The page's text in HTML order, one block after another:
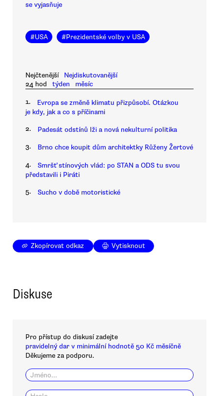
se vyjasňuje
#USA #Prezidentské volby v USA
Nejčtenější
Nejdiskutovanější
24 hod
týden měsíc
1.
Evropa se změně klimatu přizpůsobí. Otázkou
je kdy, jak a co s příčinami
2. Padesát odstínů lži a nová nekulturní politika
3. Brno chce koupit dům architektky Růženy Žertové
4.
Smršť stínových vlád: po STAN a ODS tu svou
představili i Piráti
5. Sucho v době motoristické
Zkopírovat odkaz Vytisknout
Diskuse
Pro přístup do diskusí zadejte
pravidelný dar v minimální hodnotě 50 Kč měsíčně
Děkujeme za podporu.